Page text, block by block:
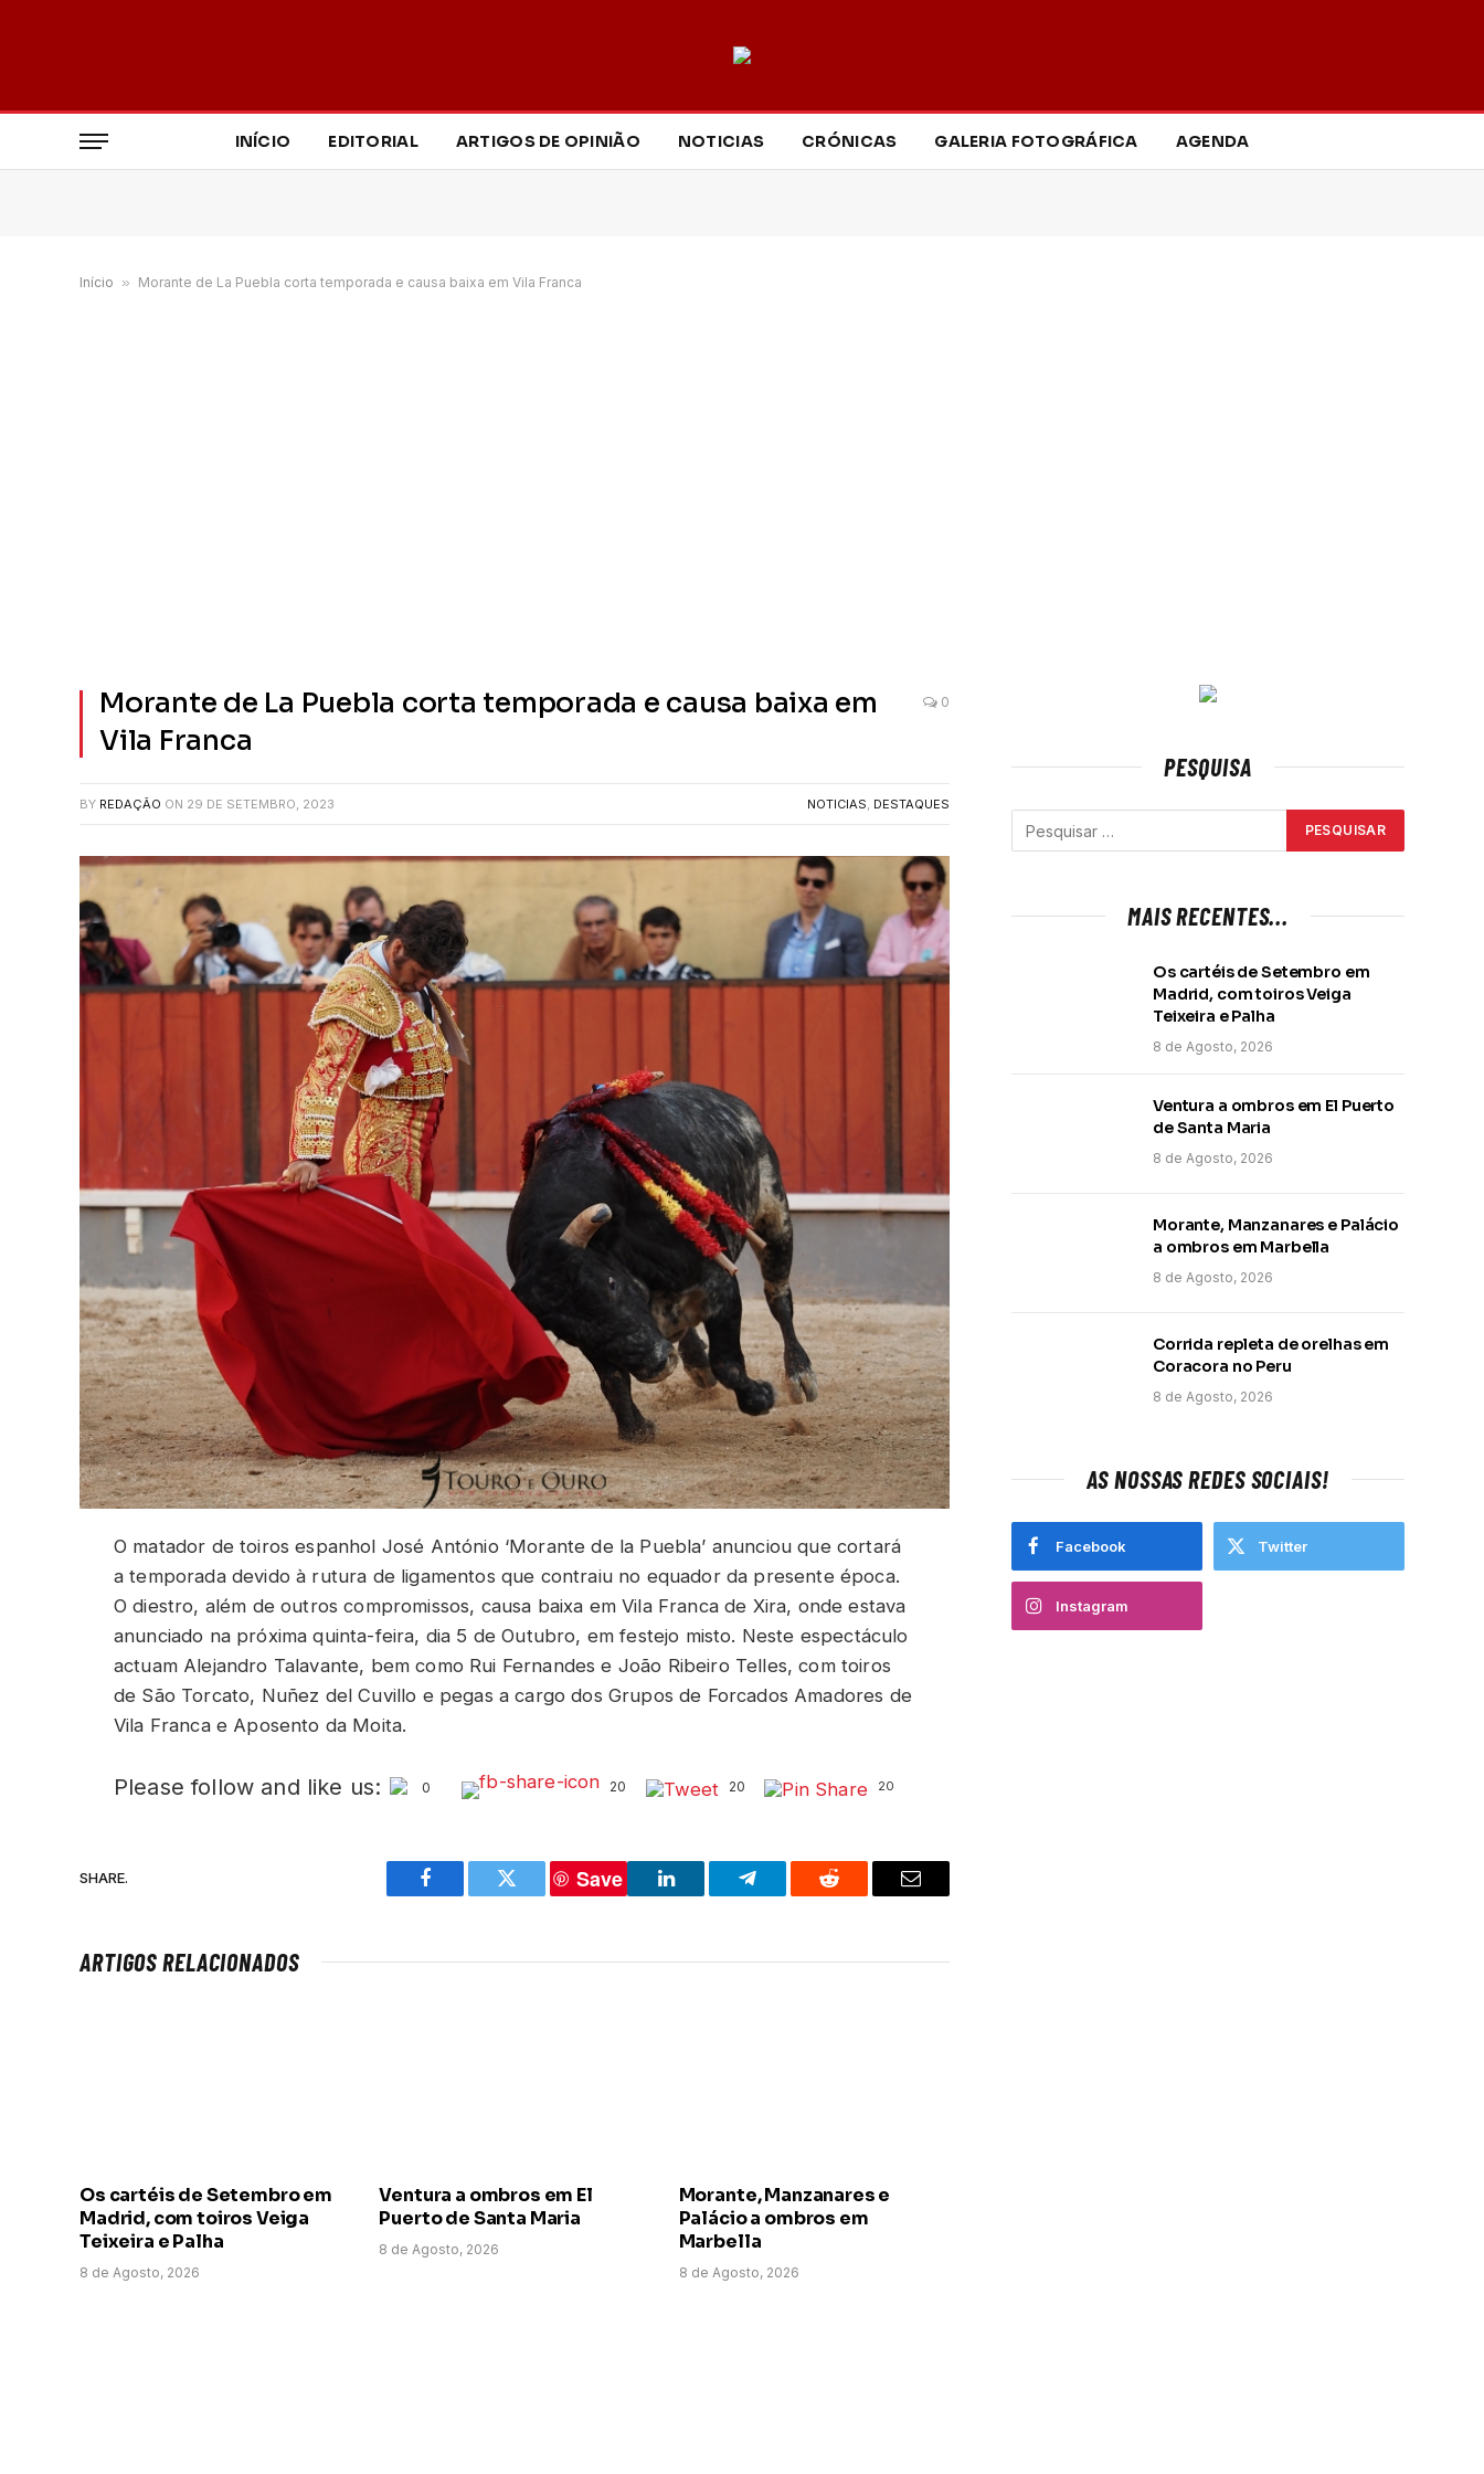
INÍCIO EDITORIAL ARTIGOS DE OPINIÃO NOTICIAS CRÓNICAS GALERIA FOTOGRÁFICA AGENDA
Início » Morante de La Puebla corta temporada e causa baixa em Vila Franca
Morante de La Puebla corta temporada e causa baixa em
Vila Franca
0
BY REDAÇÃO ON 29 DE SETEMBRO, 2023 NOTICIAS, DESTAQUES
O matador de toiros espanhol José António ‘Morante de la Puebla’ anunciou que cortará
a temporada devido à rutura de ligamentos que contraiu no equador da presente época.
O diestro, além de outros compromissos, causa baixa em Vila Franca de Xira, onde estava
anunciado na próxima quinta-feira, dia 5 de Outubro, em festejo misto. Neste espectáculo
actuam Alejandro Talavante, bem como Rui Fernandes e João Ribeiro Telles, com toiros
de São Torcato, Nuñez del Cuvillo e pegas a cargo dos Grupos de Forcados Amadores de
Vila Franca e Aposento da Moita.
Please follow and like us: 0 20 20 20
SHARE.
Facebook Twitter
Save
LinkedIn Telegram Reddit Email
ARTIGOS RELACIONADOS
Os cartéis de Setembro em
Madrid, com toiros Veiga
Teixeira e Palha
8 de Agosto, 2026
Ventura a ombros em El
Puerto de Santa Maria
8 de Agosto, 2026
Morante, Manzanares e
Palácio a ombros em
Marbella
8 de Agosto, 2026
PESQUISA
MAIS RECENTES...
Os cartéis de Setembro em
Madrid, com toiros Veiga
Teixeira e Palha
8 de Agosto, 2026
Ventura a ombros em El Puerto
de Santa Maria
8 de Agosto, 2026
Morante, Manzanares e Palácio
a ombros em Marbella
8 de Agosto, 2026
Corrida repleta de orelhas em
Coracora no Peru
8 de Agosto, 2026
AS NOSSAS REDES SOCIAIS!
Facebook Twitter
Instagram